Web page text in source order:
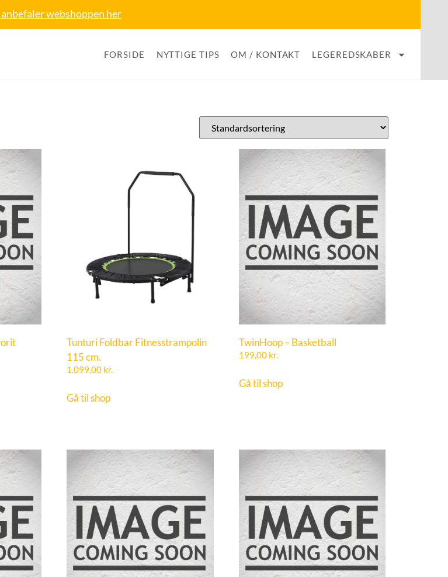
webshoppen her
FORSIDE NYTTIGE TIPS OM / KONTAKT LEGEREDSKABER
Tunturi Foldbar Fitnesstrampolin
115 cm.
1.099,00 kr.
Gå til shop
TwinHoop – Basketball
199,00 kr.
Gå til shop